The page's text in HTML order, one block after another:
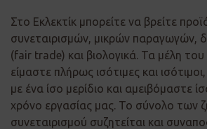
Στο Εκλεκτίκ μπορείτε να βρείτε
συνεταιρισμών, μικρών παραγωγών,
(fair trade) και βιολογικά. Τα μέλη του
είμαστε πλήρως ισότιμες και
με ένα ίσο μερίδιο και αμειβόμαστε
χρόνο εργασίας μας. Το σύνολο των
συνεταιρισμού συζητείται και